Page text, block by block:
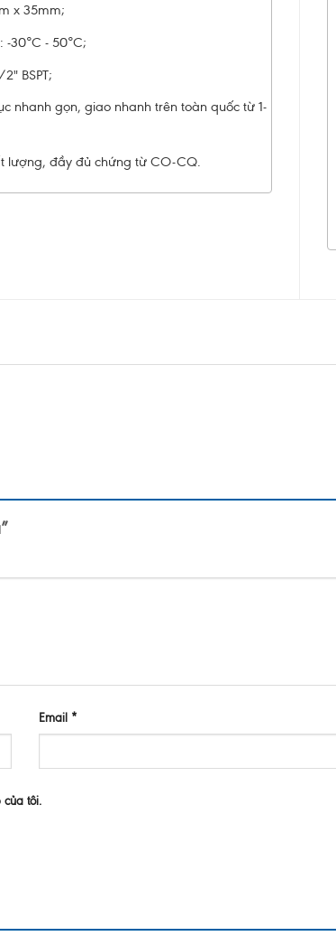
x 35mm;
-30°C - 50°C;
BSPT;
nhanh gọn, giao nhanh trên toàn quốc từ 1-
lượng, đầy đủ chứng từ CO-CQ.
Email *
của tôi.